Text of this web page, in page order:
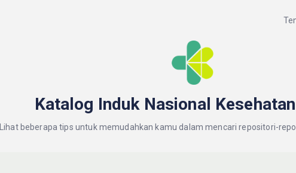
Katalog Induk Nasional Kesehatan
Lihat beberapa tips untuk memudahkan kamu dalam mencari repositori-